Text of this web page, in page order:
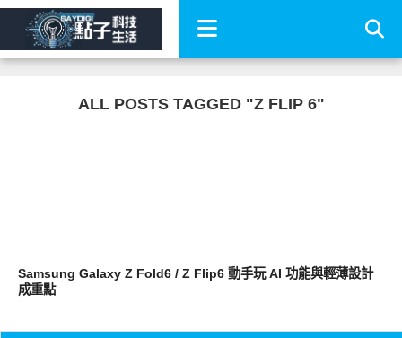
ALL POSTS TAGGED "Z FLIP 6"
Samsung Galaxy Z Fold6 / Z Flip6 動手玩 AI 功能與輕薄設計
成重點